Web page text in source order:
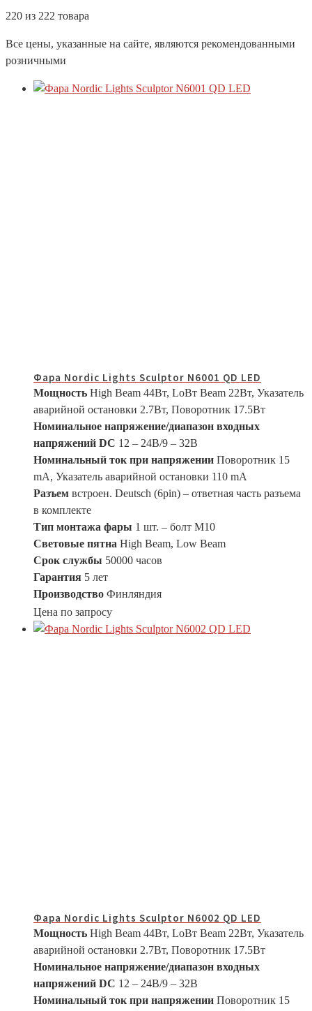
220 из 222 товара
Все цены, указанные на сайте, являются рекомендованными
розничными
Фара Nordic Lights Sculptor N6001 QD LED
Мощность High Beam 44Вт, LoВт Beam 22Вт, Указатель
аварийной остановки 2.7Вт, Поворотник 17.5Вт
Номинальное напряжение/диапазон входных
напряжений DC 12 – 24В/9 – 32В
Номинальный ток при напряжении Поворотник 15
mA, Указатель аварийной остановки 110 mA
Разъем встроен. Deutsch (6pin) – ответная часть разъема
в комплекте
Тип монтажа фары 1 шт. – болт М10
Световые пятна High Beam, Low Beam
Срок службы 50000 часов
Гарантия 5 лет
Производство Финляндия
Цена по запросу
Фара Nordic Lights Sculptor N6002 QD LED
Мощность High Beam 44Вт, LoВт Beam 22Вт, Указатель
аварийной остановки 2.7Вт, Поворотник 17.5Вт
Номинальное напряжение/диапазон входных
напряжений DC 12 – 24В/9 – 32В
Номинальный ток при напряжении Поворотник 15